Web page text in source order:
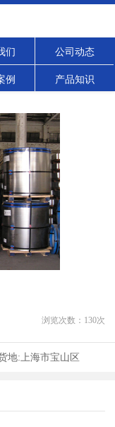
们 公司动态
例 产品知识
浏览次数： 130次
地: 上海市宝山区